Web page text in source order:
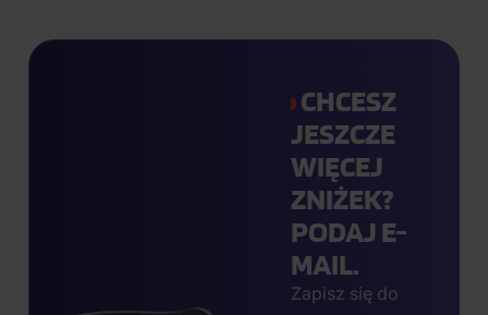
CHCESZ
JESZCZE
WIĘCEJ
ZNIŻEK?
PODAJ E-
MAIL.
Zapisz się do